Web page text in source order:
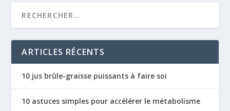
ARTICLES RÉCENTS
10 jus brûle-graisse puissants à faire soi
10 astuces simples pour accélérer le métabolisme